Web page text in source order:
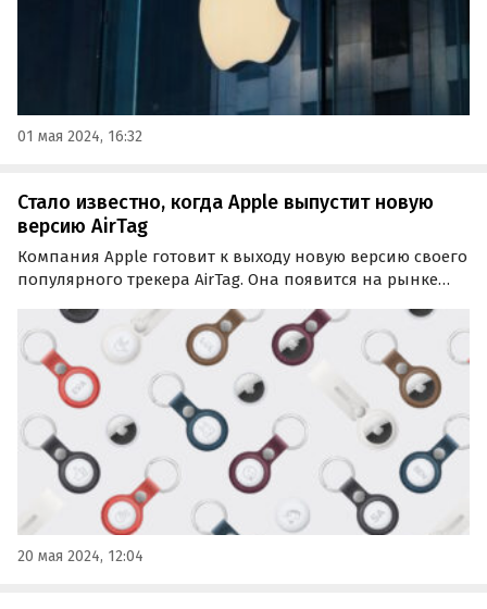
01 мая 2024, 16:32
Стало известно, когда Apple выпустит новую
версию AirTag
Компания Apple готовит к выходу новую версию своего
популярного трекера AirTag. Она появится на рынке
Гурман из Bloomberg.
20 мая 2024, 12:04